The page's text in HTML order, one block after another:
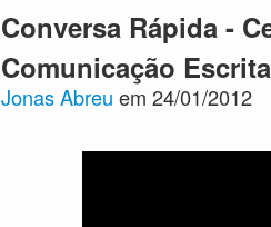
Conversa Rápida -
Comunicação Escrita
Jonas Abreu em 24/01/2012